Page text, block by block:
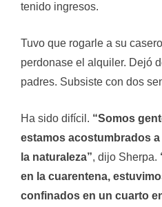
tenido ingresos.
Tuvo que rogarle a su
perdonase el alquiler. Dejó
padres. Subsiste con dos
Ha sido difícil. “Somos
estamos acostumbrados
la naturaleza”, dijo Sherpa.
en la cuarentena,
confinados en un cuarto